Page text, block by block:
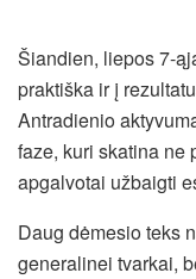
Šiandien, liepos 7-
praktiška ir į
Antradienio
faze, kuri skatina ne
apgalvotai užbaigti
Daug dėmesio teks
generalinei tvarkai,